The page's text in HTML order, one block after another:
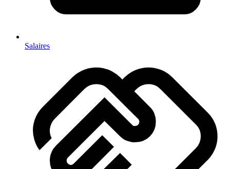
Salaires